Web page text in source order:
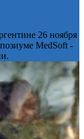
26 ноября
MedSoft -